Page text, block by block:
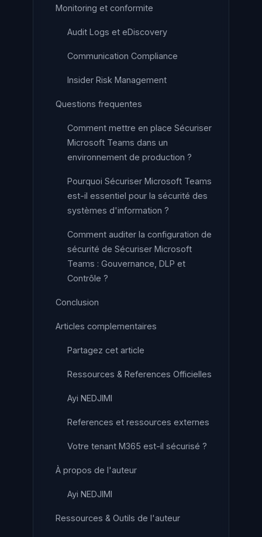
Monitoring et conformite
Audit Logs et eDiscovery
Communication Compliance
Insider Risk Management
Questions frequentes
Comment mettre en place Sécuriser
Microsoft Teams dans un
environnement de production ?
Pourquoi Sécuriser Microsoft Teams
est-il essentiel pour la sécurité des
systèmes d'information ?
Comment auditer la configuration de
sécurité de Sécuriser Microsoft
Teams : Gouvernance, DLP et
Contrôle ?
Conclusion
Articles complementaires
Partagez cet article
Ressources & References Officielles
Ayi NEDJIMI
References et ressources externes
Votre tenant M365 est-il sécurisé ?
À propos de l'auteur
Ayi NEDJIMI
Ressources & Outils de l'auteur